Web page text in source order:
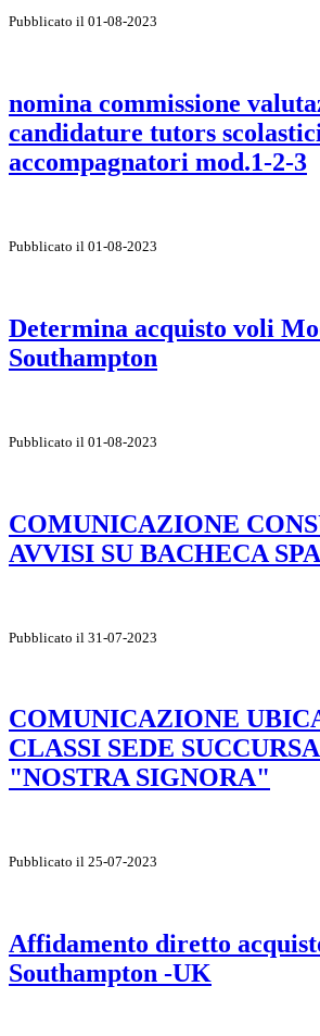
Pubblicato il 01-08-2023
nomina commissione
candidature tutors
accompagnatori mod.1-2-3
Pubblicato il 01-08-2023
Determina acquisto voli
Southampton
Pubblicato il 01-08-2023
COMUNICAZIONE
AVVISI SU BACHECA
Pubblicato il 31-07-2023
COMUNICAZIONE
CLASSI SEDE
"NOSTRA SIGNORA"
Pubblicato il 25-07-2023
Affidamento diretto
Southampton -UK